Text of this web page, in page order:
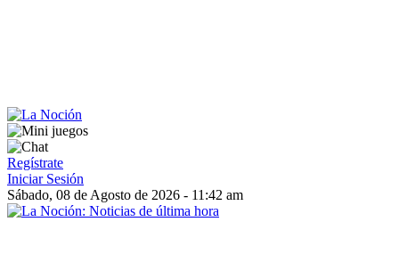
Regístrate
Iniciar Sesión
Sábado, 08 de Agosto de 2026 - 11:42 am